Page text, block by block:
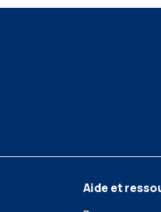
Aide et